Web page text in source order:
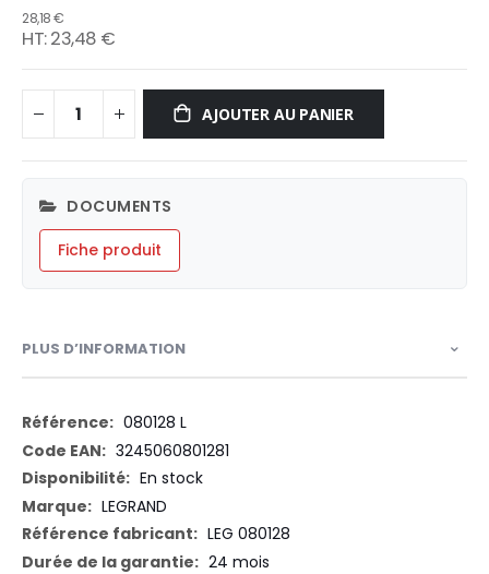
28,18 €
23,48 €
AJOUTER AU PANIER
DOCUMENTS
Fiche produit
PLUS D’INFORMATION
Plus
d’information
080128 L
3245060801281
En stock
LEGRAND
LEG 080128
24 mois